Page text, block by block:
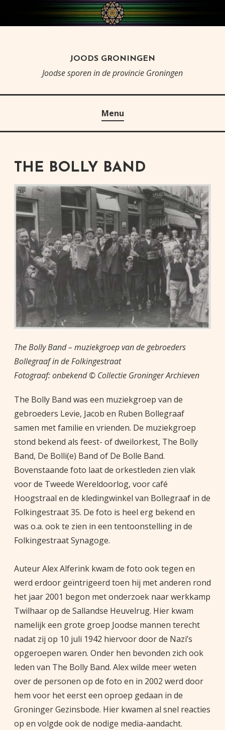
JOODS GRONINGEN
Joodse sporen in de provincie Groningen
Menu
THE BOLLY BAND
The Bolly Band – muziekgroep van de gebroeders
Bollegraaf in de Folkingestraat
Fotograaf: onbekend © Collectie Groninger Archieven
The Bolly Band was een muziekgroep van de
gebroeders Levie, Jacob en Ruben Bollegraaf
samen met familie en vrienden. De muziekgroep
stond bekend als feest- of dweilorkest, The Bolly
Band, De Bolli(e) Band of De Bolle Band.
Bovenstaande foto laat de orkestleden zien vlak
voor de Tweede Wereldoorlog, voor café
Hoogstraal en de kledingwinkel van Bollegraaf in de
Folkingestraat 35. De foto is heel erg bekend en
was o.a. ook te zien in een tentoonstelling in de
Folkingestraat Synagoge.
Auteur Alex Alferink kwam de foto ook tegen en
werd erdoor geïntrigeerd toen hij met anderen rond
het jaar 2001 begon met onderzoek naar werkkamp
Twilhaar op de Sallandse Heuvelrug. Hier kwam
namelijk een grote groep Joodse mannen terecht
nadat zij op 10 juli 1942 hiervoor door de Nazi’s
opgeroepen waren. Onder hen bevonden zich ook
leden van The Bolly Band. Alex wilde meer weten
over de personen op de foto en in 2002 werd door
hem voor het eerst een oproep gedaan in de
Groninger Gezinsbode. Hier kwamen al snel reacties
op en volgde ook de nodige media-aandacht.